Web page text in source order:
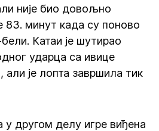
није био довољно
83. минут када су поново
Катаи је шутирао
ударца са ивице
али је лопта завршила тик
другом делу игре виђена